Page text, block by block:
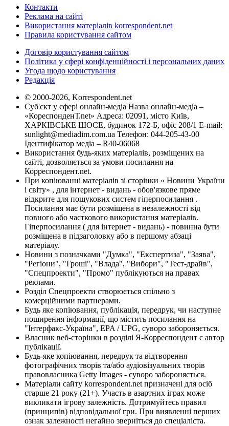
Контакти
Реклама на сайті
Використання матеріалів korrespondent.net
Правила користування сайтом
Договір користування сайтом
Політика у сфері конфіденційності і персональних даних
Угода щодо користування
Редакція
© 2000-2026, Korrespondent.net
Суб'єкт у сфері онлайн-медіа Назва онлайн-медіа –
«КореспонденТ.net» Адреса: 02091, місто Київ,
ХАРКІВСЬКЕ ШОСЕ, будинок 172-Б, офіс 208/1 E-mail:
sunlight@mediadim.com.ua Телефон: 044-205-43-00
Ідентифікатор медіа – R40-06068
Використання будь-яких матеріалів, розміщених на
сайті, дозволяється за умови посилання на
Корреспондент.net.
При копіюванні матеріалів зі сторінки « Новини України
і світу» , для інтернет - видань - обов'язкове пряме
відкрите для пошукових систем гіперпосилання .
Посилання має бути розміщена в незалежності від
повного або часткового використання матеріалів.
Гіперпосилання ( для інтернет - видань) - повинна бути
розміщена в підзаголовку або в першому абзаці
матеріалу.
Новини з позначками "Думка", "Експертиза", "Заява",
"Регіони", "Гроші", "Влада", "Вибори", "Тест-драйв",
"Спецпроекти", "Промо" публікуються на правах
реклами.
Розділ Спецпроекти створюється спільно з
комерційними партнерами.
Будь яке копіювання, публікація, передрук, чи наступне
поширення інформації, що містить посилання на
"Інтерфакс-Україна", EPA / UPG, суворо забороняється.
Власник веб-сторінки в розділі Я-Корреспондент є автор
публікації.
Будь-яке копіювання, передрук та відтворення
фотографічних творів та/або аудіовізуальних творів
правовласника Getty Images - суворо забороняється.
Матеріали сайту korrespondent.net призначені для осіб
старше 21 року (21+). Участь в азартних іграх може
викликати ігрову залежність. Дотримуйтесь правил
(принципів) відповідальної гри. При виявленні перших
ознак залежності негайно зверніться до спеціаліста.